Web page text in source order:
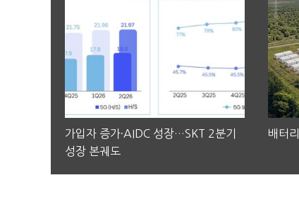
가입자 증가·AIDC 성장…SKT 2분기
성장 본궤도
배터